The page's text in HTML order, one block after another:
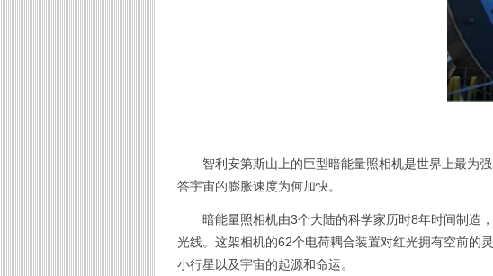
智利安第斯山上的巨型暗能量照相机是世界上最为
答宇宙的膨胀速度为何加快。
暗能量照相机由3个大陆的科学家历时8年时间制造
光线。这架相机的62个电荷耦合装置对红光拥有空前的
小行星以及宇宙的起源和命运。